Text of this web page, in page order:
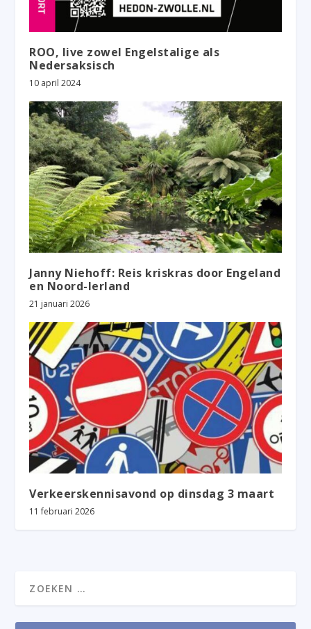
ROO, live zowel Engelstalige als
Nedersaksisch
10 april 2024
Janny Niehoff: Reis kriskras door Engeland
en Noord-Ierland
21 januari 2026
Verkeerskennisavond op dinsdag 3 maart
11 februari 2026